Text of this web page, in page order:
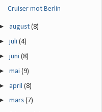
Cruiser mot Berlin
august(8)
juli(4)
juni(8)
mai(9)
april(8)
mars(7)